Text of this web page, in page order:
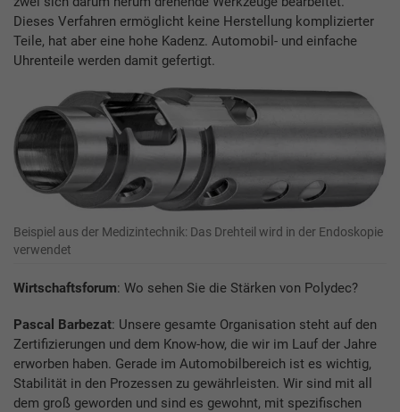
Dieses Verfahren ermöglicht keine Herstellung komplizierter
Teile, hat aber eine hohe Kadenz. Automobil- und einfache
Uhrenteile werden damit gefertigt.
Beispiel aus der Medizintechnik: Das Drehteil wird in der Endoskopie
verwendet
Wirtschaftsforum: Wo sehen Sie die Stärken von Polydec?
Pascal Barbezat: Unsere gesamte Organisation steht auf den
Zertifizierungen und dem Know-how, die wir im Lauf der Jahre
erworben haben. Gerade im Automobilbereich ist es wichtig,
Stabilität in den Prozessen zu gewährleisten. Wir sind mit all
dem groß geworden und sind es gewohnt, mit spezifischen